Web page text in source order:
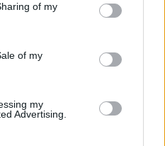
of my
of my
my
Advertising.
egymilliárd dollárt
átszervezés miatt,
kupák rendszerét, érvényét
tender, ami busás